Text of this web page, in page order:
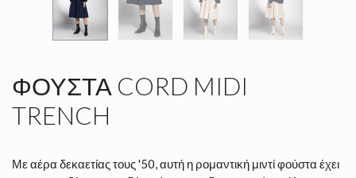
ΦΟΎΣΤΑ CORD MIDI
TRENCH
Με αέρα δεκαετίας τους '50, αυτή η ρομαντική μιντί φούστα έχει